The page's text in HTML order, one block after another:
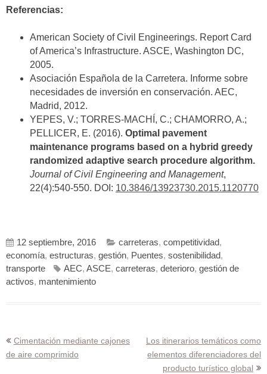
Referencias:
American Society of Civil Engineerings. Report Card
of America’s Infrastructure. ASCE, Washington DC,
2005.
Asociación Española de la Carretera. Informe sobre
necesidades de inversión en conservación. AEC,
Madrid, 2012.
YEPES, V.; TORRES-MACHÍ, C.; CHAMORRO, A.;
PELLICER, E. (2016). Optimal pavement
maintenance programs based on a hybrid greedy
randomized adaptive search procedure algorithm.
Journal of Civil Engineering and Management,
22(4):540-550. DOI: 10.3846/13923730.2015.1120770
12 septiembre, 2016 carreteras, competitividad,
economía, estructuras, gestión, Puentes, sostenibilidad,
transporte
AEC, ASCE, carreteras, deterioro, gestión de
activos, mantenimiento
Navegación
de
Cimentación mediante cajones
de aire comprimido
Los itinerarios temáticos como
elementos diferenciadores del
producto turístico global